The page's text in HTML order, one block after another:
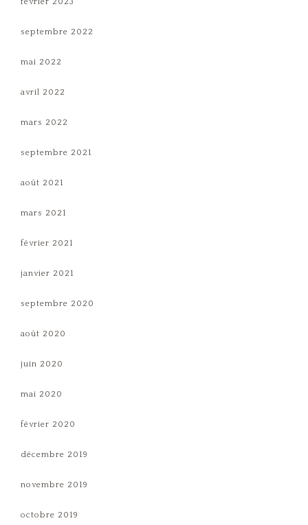
septembre 2022
mai 2022
avril 2022
mars 2022
septembre 2021
août 2021
mars 2021
février 2021
janvier 2021
septembre 2020
août 2020
juin 2020
mai 2020
février 2020
décembre 2019
novembre 2019
octobre 2019